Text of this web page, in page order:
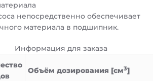
непосредственно обеспечивает
материала в подшипник.
Информация для заказа
Объём дозирования [см3]